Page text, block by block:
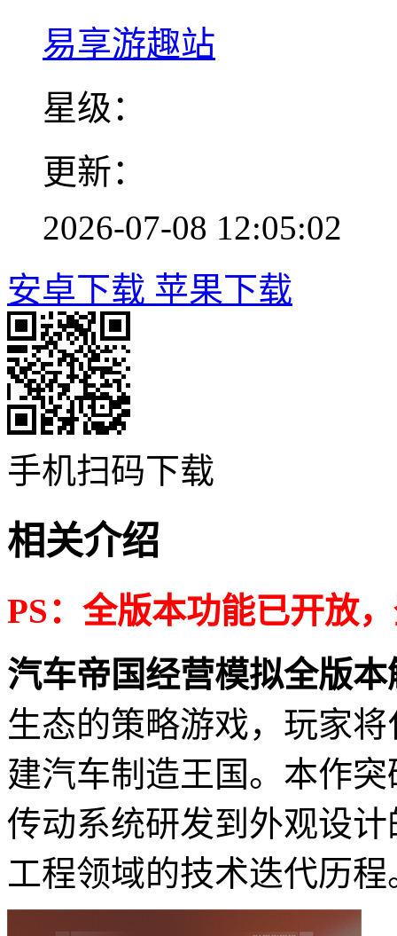
易享游趣站
星级：
更新：
2026-07-08 12:05:02
安卓下载 苹果下载
手机扫码下载
相关介绍
PS：全版本功能已开放
汽车帝国经营模拟全版本
生态的策略游戏，玩家
建汽车制造王国。本作
传动系统研发到外观设
工程领域的技术迭代历程